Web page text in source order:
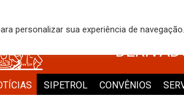
SINDICATO
SIPETROL CONVÊNIOS
personalizar sua experiência de